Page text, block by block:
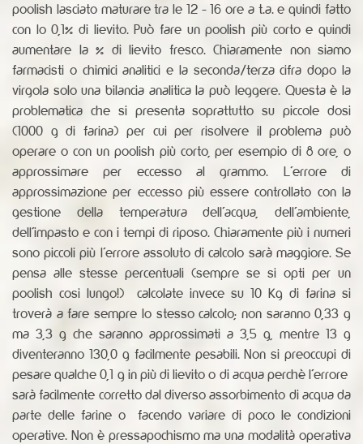
poolish lasciato maturare tra le 12 - 16 ore a t.a. e quindi fatto
con lo 0,1% di lievito. Può fare un poolish più corto e quindi
aumentare la % di lievito fresco. Chiaramente non siamo
farmacisti o chimici analitici e la seconda/terza cifra dopo la
virgola solo una bilancia analitica la può leggere. Questa è la
problematica che si presenta soprattutto su piccole dosi
(1000 g di farina) per cui per risolvere il problema può
operare o con un poolish più corto, per esempio di 8 ore, o
approssimare per eccesso al grammo. L'errore di
approssimazione per eccesso più essere controllato con la
gestione della temperatura dell'acqua, dell'ambiente,
dell'impasto e con i tempi di riposo. Chiaramente più i numeri
sono piccoli più l'errore assoluto di calcolo sarà maggiore. Se
pensa alle stesse percentuali (sempre se si opti per un
poolish cosi lungo!) calcolate invece su 10 Kg di farina si
troverà a fare sempre lo stesso calcolo; non saranno 0,33 g
ma 3,3 g che saranno approssimati a 3,5 g, mentre 13 g
diventeranno 130,0 g facilmente pesabili. Non si preoccupi di
pesare qualche 0,1 g in più di lievito o di acqua perchè l'errore
sarà facilmente corretto dal diverso assorbimento di acqua da
parte delle farine o facendo variare di poco le condizioni
operative. Non è pressapochismo ma una modalità operativa